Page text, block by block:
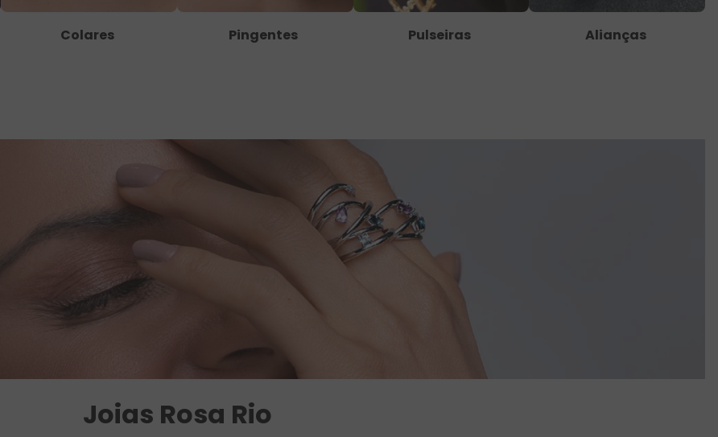
Colares Pingentes Pulseiras Alianças
Joias Rosa Rio